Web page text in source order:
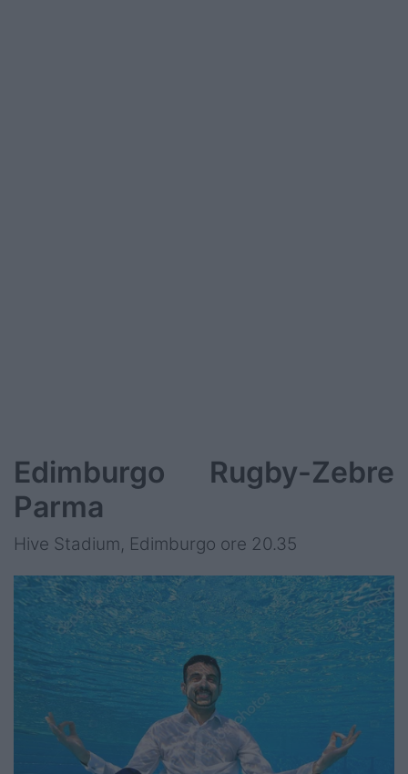
Edimburgo Rugby-Zebre
Parma
Hive Stadium, Edimburgo ore 20.35